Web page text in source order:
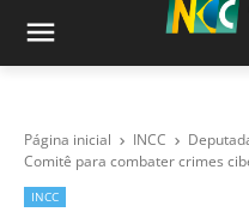
Página inicial INCC
Comitê para combater crimes
INCC